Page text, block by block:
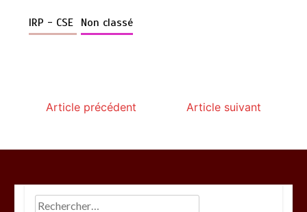
IRP - CSE Non classé
Article précédent Article suivant